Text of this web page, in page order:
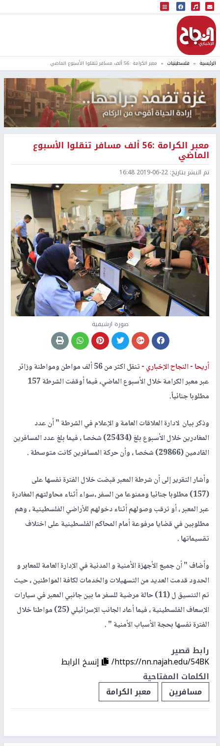
البث المباشر
إذاعة النجاح
الرئيسية فلسطينيات معبر الكرامة :56 ألف مسافر تنقلوا الأسبوع الماضي
معبر الكرامة :56 ألف مسافر تنقلوا الأسبوع
الماضي
تم النشر بتاريخ: 2019-06-22 16:48
صورة ارشيفية
أريحا -النجاح الإخباري -
تنقل اكثر من 56 ألف مواطن ومواطنة وزائر
عبر معبر الكرامة خلال الأسبوع الماضي، فيما أوقفت الشرطة 157
مطلوبا جنائياً.
وذكر بيان لادارة العلاقات العامة و الإعلام في الشرطة " أن عدد
المغادرين خلال الأسبوع بلغ (25434) شخصا ، فيما بلغ عدد المسافرين
القادمين (29866) شخصا ، وأن حركة المسافرين كانت متوسطة .
وأشار التقرير إلى أن شرطة المعبر قبضت خلال الفترة نفسها على
(157) مطلوبا جنائيا وممنوعا من السفر ،سواء أثناء محاولتهم المغادرة
عبر المعبر ، أو ترقب وصولهم أثناء دخولهم للأراضي الفلسطينية ، وهم
مطلوبين في قضايا مرفوعة أمام المحاكم الفلسطينية على اختلاف
تقسيماتها .
وأضاف " أن جميع الأجهزة الأمنية و المدنية في الإدارة العامة للمعابر و
الحدود قدمت العديد من التسهيلات والخدمات لكافة المواطنين ، حيث
تم التنسيق ل (11) حالة مرضية للسفر ما بين جانبي المعبر في سيارات
الإسعاف الفلسطينية ، فيما أعاد الجانب الإسرائيلي (25) مواطنا خلال
الفترة نفسها بحجة الأسباب الأمنية " .
رابط قصير
https://nn.najah.edu/54BK/
إنسخ الرابط
الكلمات المفتاحية
مسافرين
معبر الكرامة